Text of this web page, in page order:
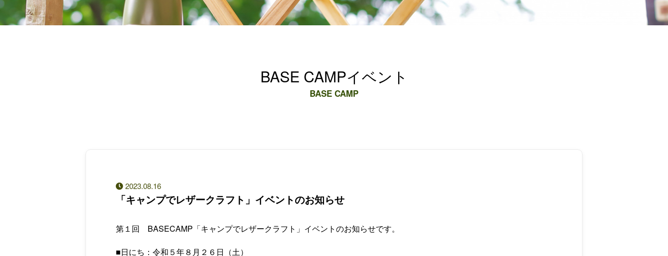
BASE CAMPイベント
BASE CAMP
2023.08.16
「キャンプでレザークラフト」イベントのお知らせ
第１回 BASECAMP「キャンプでレザークラフト」イベントのお知らせです。
■日にち：令和５年８月２６日（土）